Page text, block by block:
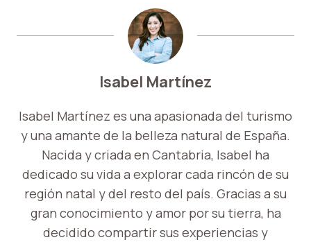
Isabel Martínez
Isabel Martínez es una apasionada del turismo
y una amante de la belleza natural de España.
Nacida y criada en Cantabria, Isabel ha
dedicado su vida a explorar cada rincón de su
región natal y del resto del país. Gracias a su
gran conocimiento y amor por su tierra, ha
decidido compartir sus experiencias y